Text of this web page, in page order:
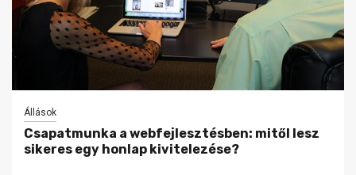
Állások
Csapatmunka a webfejlesztésben: mitől lesz
sikeres egy honlap kivitelezése?